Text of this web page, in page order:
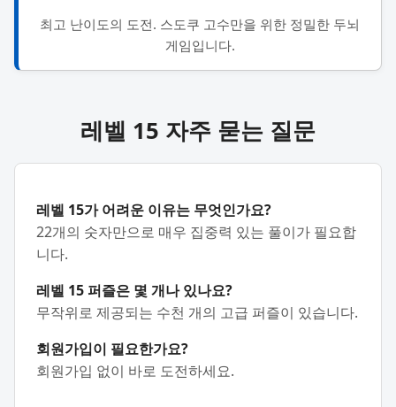
최고 난이도의 도전. 스도쿠 고수만을 위한 정밀한 두뇌
게임입니다.
레벨 15 자주 묻는 질문
레벨 15가 어려운 이유는 무엇인가요?
22개의 숫자만으로 매우 집중력 있는 풀이가 필요합
니다.
레벨 15 퍼즐은 몇 개나 있나요?
무작위로 제공되는 수천 개의 고급 퍼즐이 있습니다.
회원가입이 필요한가요?
회원가입 없이 바로 도전하세요.